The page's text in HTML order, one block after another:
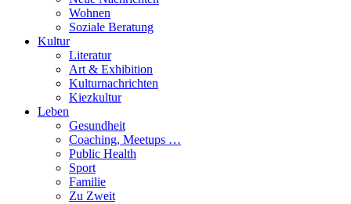
Wohnen
Soziale Beratung
Kultur
Literatur
Art & Exhibition
Kulturnachrichten
Kiezkultur
Leben
Gesundheit
Coaching, Meetups …
Public Health
Sport
Familie
Zu Zweit